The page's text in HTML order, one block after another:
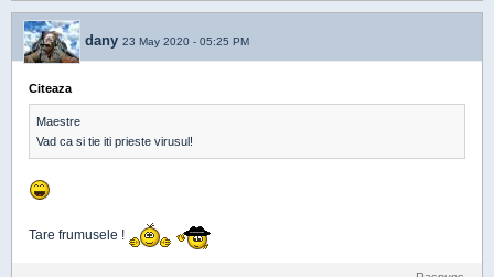
dany 23 May 2020 - 05:25 PM
Citeaza
Maestre
Vad ca si tie iti prieste virusul!
Tare frumusele !